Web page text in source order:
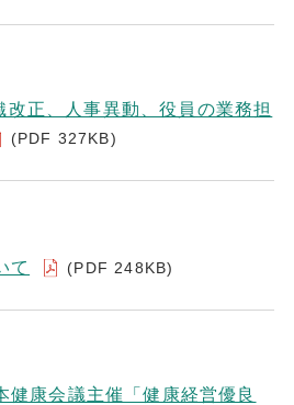
正、人事異動、役員の業務担
(PDF 327KB)
て (PDF 248KB)
健康会議主催「健康経営優良